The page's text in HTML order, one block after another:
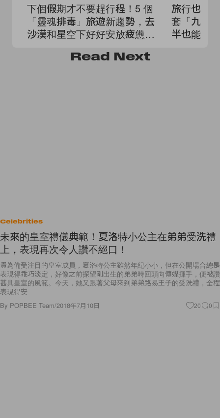
下個假期才不要趕行程！5 個
「靈魂排毒」旅遊新趨勢，去
沙漠和星空下好好安放疲憊的
旅行也想
套「九宮
半也能時
Read Next
Celebrities
未來的皇室禮儀典範！夏洛特小公主在弟弟受洗禮
上，表現再次令人讚不絕口！
貴為備受注目的皇室成員，夏洛特公主雖然年紀小小，但在公開場合總是
表現得乖巧淡定，好像之前探望剛出生的弟弟時回頭向傳媒揮手，便被讚
甚具皇室的風範。今天，她又跟著父母來到弟弟路易王子的受洗禮，全程
表現得安
By POPBEE Team/2018年7月10日 20 0